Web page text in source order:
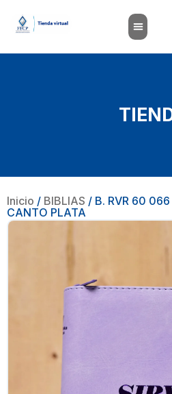
Inicio / BIBLIAS / B. RVR 60 066
CANTO PLATA